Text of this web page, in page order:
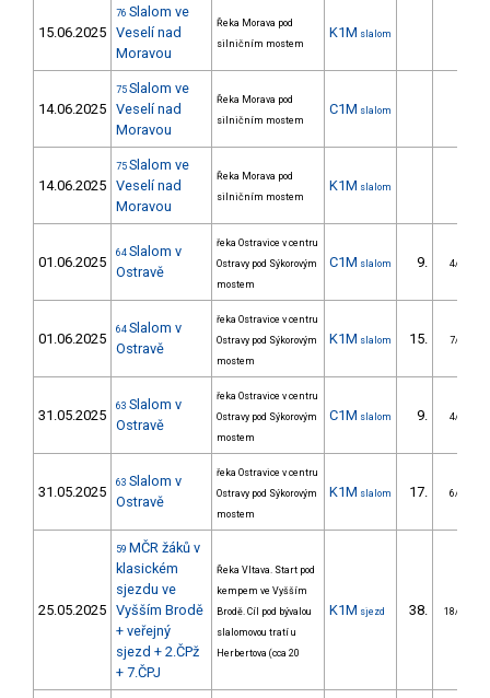
15.06.2025
76 Slalom ve
Veselí nad
Moravou
Řeka Morava pod
silničním mostem
K1M slalom
14.06.2025
75 Slalom ve
Veselí nad
Moravou
Řeka Morava pod
silničním mostem
C1M slalom
14.06.2025
75 Slalom ve
Veselí nad
Moravou
Řeka Morava pod
silničním mostem
K1M slalom
01.06.2025
64 Slalom v
Ostravě
řeka Ostravice v centru
Ostravy pod Sýkorovým
mostem
C1M slalom 9. 4/DM
01.06.2025
64 Slalom v
Ostravě
řeka Ostravice v centru
Ostravy pod Sýkorovým
mostem
K1M slalom 15. 7/DM
31.05.2025
63 Slalom v
Ostravě
řeka Ostravice v centru
Ostravy pod Sýkorovým
mostem
C1M slalom 9. 4/DM
31.05.2025
63 Slalom v
Ostravě
řeka Ostravice v centru
Ostravy pod Sýkorovým
mostem
K1M slalom 17. 6/DM
25.05.2025
59 MČR žáků v
klasickém
sjezdu ve
Vyšším Brodě
+ veřejný
sjezd + 2.ČPž
+ 7.ČPJ
Řeka Vltava. Start pod
kempem ve Vyšším
Brodě. Cíl pod bývalou
slalomovou tratí u
Herbertova (cca 20
K1M sjezd 38. 18/DM